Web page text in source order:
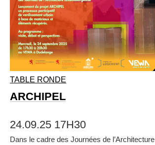
TABLE RONDE
ARCHIPEL
24.09.25 17H30
Dans le cadre des Journées de l’Architecture